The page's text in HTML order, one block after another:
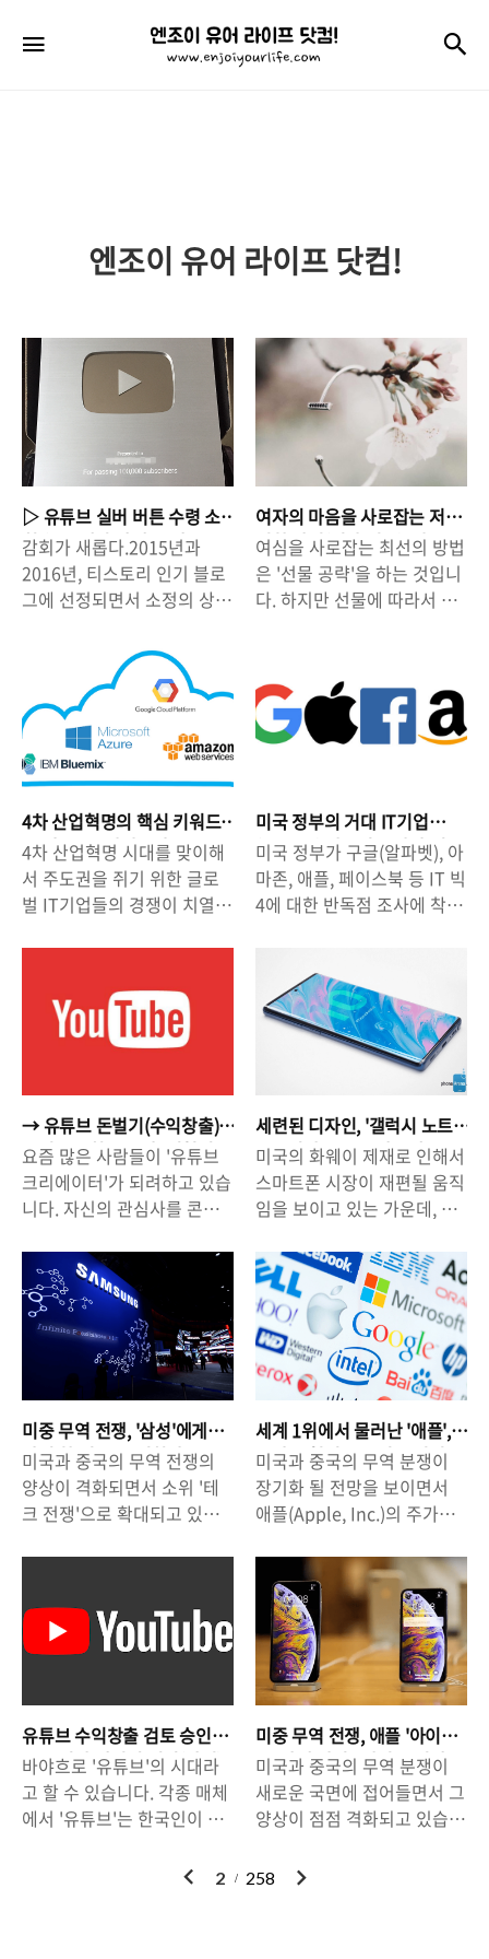
엔
조
이
닷
컴!
엔조이 유어 라이프 닷컴!
▷ 유튜브 실버 버튼 수령 소
회 (→ 5개월 만에 10만 구독
자 달성 넋두리)
감회가 새롭다.2015년과
2016년, 티스토리 인기 블로
그에 선정되면서 소정의 상품
동으로 상품을 받는 것은 거
의 3년 만이다. 몇 년 전부터,
대세는 유튜브로 이동하고 있
음을 인지했다.유튜브는 그
저, 취미 영상을 올리는 정도
였다. 그러나, 결정을 해야했
다.티스토리가 점점 소외받는
다는 것을 인지했다.카카오의
정책 변화 과정에서 티스토리
의 비중이 점점 작아지는 듯
했다. 사람은,관심을 받고, 뭔
거둔 뒤에는,과거의 성과 그
이상을 원하게 된다.초창기,
성과가 없을 때는 성과를 내
이룬 뒤에는 그 성과를 유지
하거나, 그 이상이 되어야만
만족한다.그런데, 블로그를
운영하면서 과거와 비슷한 에
너지를 투..
여자의 마음을 사로잡는 저
렴한 방법(여자 선물), 마크
미렌(Marc Mirren) + 구매/
할인 정보
여심을 사로잡는 최선의 방법
은 '선물 공략'을 하는 것입니
다. 하지만 선물에 따라서 호
좋아할 만한 선물을 해 주어
야합니다. 그것이 바로 주얼
리(목걸이, 귀걸이, 팔찌 등)
경우도 선물용으로 많이 사용
하지만 색상, 브랜드 기호 등
에 따라서 사람마다 느끼는
정도가 다를 수 있기 때문에,
비슷한 가격의 '주얼리'가 적
MIRREN(마크미런) 비교적
저렴한 가격에 높은 만족도를
느낄 수 있는 제품이다.최근
우리나라에서 서서히 인기를
모아가고 있다.홈페이지 ▶
www.MARCMIRREN.com
선물을 고르는 데 있어 또 한
가지 중요한 것은 '가격'..
4차 산업혁명의 핵심 키워드
'클라우드'- 아마존과 MS 쫓
아가는 구글.
4차 산업혁명 시대를 맞이해
서 주도권을 쥐기 위한 글로
벌 IT기업들의 경쟁이 치열합
에는 여러가지 키워드가 포함
슈가 되고 있는 '5G 통신'은
물론이고, 인공지능(AI), 빅데
(Cloud) 등 여러가지 분야가
4차 산업혁명이라는 테두리
에 포함되어 있지만, 그 중에
서도 주목해야할 것은 인공지
능(AI)과 클라우드가 아닐까
에는 마이크로소프트
(Microsoft, MS)가 개방을 바
탕으로 클라우드 역량을 강화
하겠다고 밝힌 바 있으며, 구
글 역시 최근에 데이터 분석
기업인 루커(Looker)를 26억
달러(우리돈 약 3조원)에 인
수하기도 하는 등 선두 기업
들의 경쟁이 치열합니다. (관..
미국 정부의 거대 IT기업
(G.A.F.A) 반독점 조사가 시
사하는 것.
미국 정부가 구글(알파벳), 아
마존, 애플, 페이스북 등 IT 빅
4에 대한 반독점 조사에 착수
프트(MS)의 반독점 조사 이
후 30여년 만에 미국 정부가
거대 IT 업체들에 대한 경고
를 날린 것입니다. 구글의 경
우 최근 몇 년 동안 유럽(EU)
에서 반독점 조사를 받은 바
있으며, 벌금을 부과받은 상
황이라는 점에서 과연 안방인
미국에서 어떤 결과가 나오게
될 지 관심이 모아지고 있습
은 미국 정부의 반독점 조사
가 트럼프 대통령의 재선을
위한 포석이라는 이야기도 있
는 만큼, 향후 그 흐름이 어떻
게 전개될 지에 관심이 모아
질 수 밖에 없습니다. ☞ 관련
뉴스 기사 "IT공령에 칼 빼든
미국 정부, 구글/아마존/애
플/페이스북 반독점 ..
→ 유튜브 돈벌기(수익창출)
꿀팁 - '조회수'보다 '시청시
간'이 중요하다
요즘 많은 사람들이 '유튜브
크리에이터'가 되려하고 있습
니다. 자신의 관심사를 콘텐
고, 다른 사람들에게 보여준
다는 것은 흥미진진한 일이라
고 할 수 있습니다. 또 한편으
로는 '자신만의 콘텐츠', '자신
의 브랜드화'를 통해서 스스
로를 알릴 수 있다는 점 외에,
이같은 활동이 '수익 창출(돈
벌기)'로 연결될 수 있다는 점
에서 유튜브가 가지는 하나의
매력이 추가된다고 할 수 있
습니다. 특히, 유튜브는 전 세
라에서도 카카오톡, 네이버
등을 제치고 나이를 불문하고
모든 연령층에서 '가장 많이
(앱)'이 되었다는 것은 의미심
장한 일입니다. 이는 그만큼
성공할 수 있는 가능성이 커
졋다는 것을 의미합니다. 유
튜브 수익 ..
세련된 디자인, '갤럭시 노트
10'. 시장을 주름 잡을까?
미국의 화웨이 제재로 인해서
스마트폰 시장이 재편될 움직
임을 보이고 있는 가운데, 시
략 패블릿폰인 '갤럭시노트
10'에 쏠리고 있습니다. 매년
여름, 무더위가 성큼 다가오
면 삼성의 새로운 제품에 대
한 기대감이 피어났는데, 올
해는 5G 스마트폰 시대가 열
리면서 리더를 자처하고 있는
삼성의 최신 스마트폰에 더욱
큰 관심이 모아지고 있는 것
입니다. 이미 수 차례 관련 정
보가 유출되면서 '디자인'과
진 상황입니다. △ Galaxy
Note 10, Concept image. -
리더의 면모, 세련된 디자인
의 '갤럭시노트10'. 6.75인치
의 큰 화면, 강력한 기능을 가
진 S-Pen, 화면 내장형 지문
인식 센서, 4개의 카메라 렌즈
를 가진 '쿼드 카메라 시스..
미중 무역 전쟁, '삼성'에게
다시 한 번 좋은 기회가 올
수 있다.
미국과 중국의 무역 전쟁의
양상이 격화되면서 소위 '테
크 전쟁'으로 확대되고 있습
기 보다는 미국이 일방적으로
데요, 미국이 화웨이, DJI, 하
이크비전 등 중국의 테크 기
러 기업들도 희비가 엇갈리고
있습니다. 미국이 주요 타겟
으로 삼은 기업은 단연 '화웨
이'라고 할 수 있습니다. 퀄컴,
인텔, 자일링스, 브로드컴, 구
이에 대한 부품 공급 및 OS
세계 1위에서 물러난 '애플',
또다른 혁신을 보여줄 것인
가?
미국과 중국의 무역 분쟁이
장기화 될 전망을 보이면서
애플(Apple, Inc.)의 주가도
애플은 최근 몇 년 동안 중국
시장에서의 '아이폰 판매' 증
가로 가파른 성장세를 이어
왔고, 아이폰을 조립/생산하
는 폭스콘의 공장들이 중국내
에 위치하고 있었기 때문에,
미국 정부의 중국 제품에 대
한 관세 부과 폭탄을 고스란
히 떠안을 수 밖에 없는 실정
입니다. 하지만 한편으로는
'애플'의 주력 제품인 '아이
폰 시장의 성장 정체 속에서
유튜브 수익창출 검토 승인
소요 기간 산정의 원리(방법)
- 경험과 추론
바야흐로 '유튜브'의 시대라
고 할 수 있습니다. 각종 매체
에서 '유튜브'는 한국인이 가
서비스(앱/애플리케이션)이
미중 무역 전쟁, 애플 '아이
폰' 판매 타격? 삼성도 피해
본다.
미국과 중국의 무역 분쟁이
새로운 국면에 접어들면서 그
양상이 점점 격화되고 있습니
간) 양국간의 무역 협상이 결
이
2 258
다